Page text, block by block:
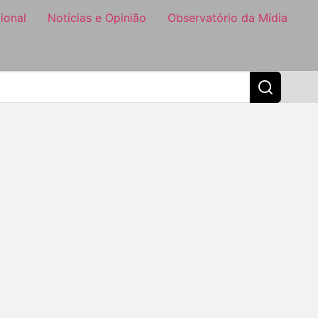
Notícias e Opinião Observatório da Mídia